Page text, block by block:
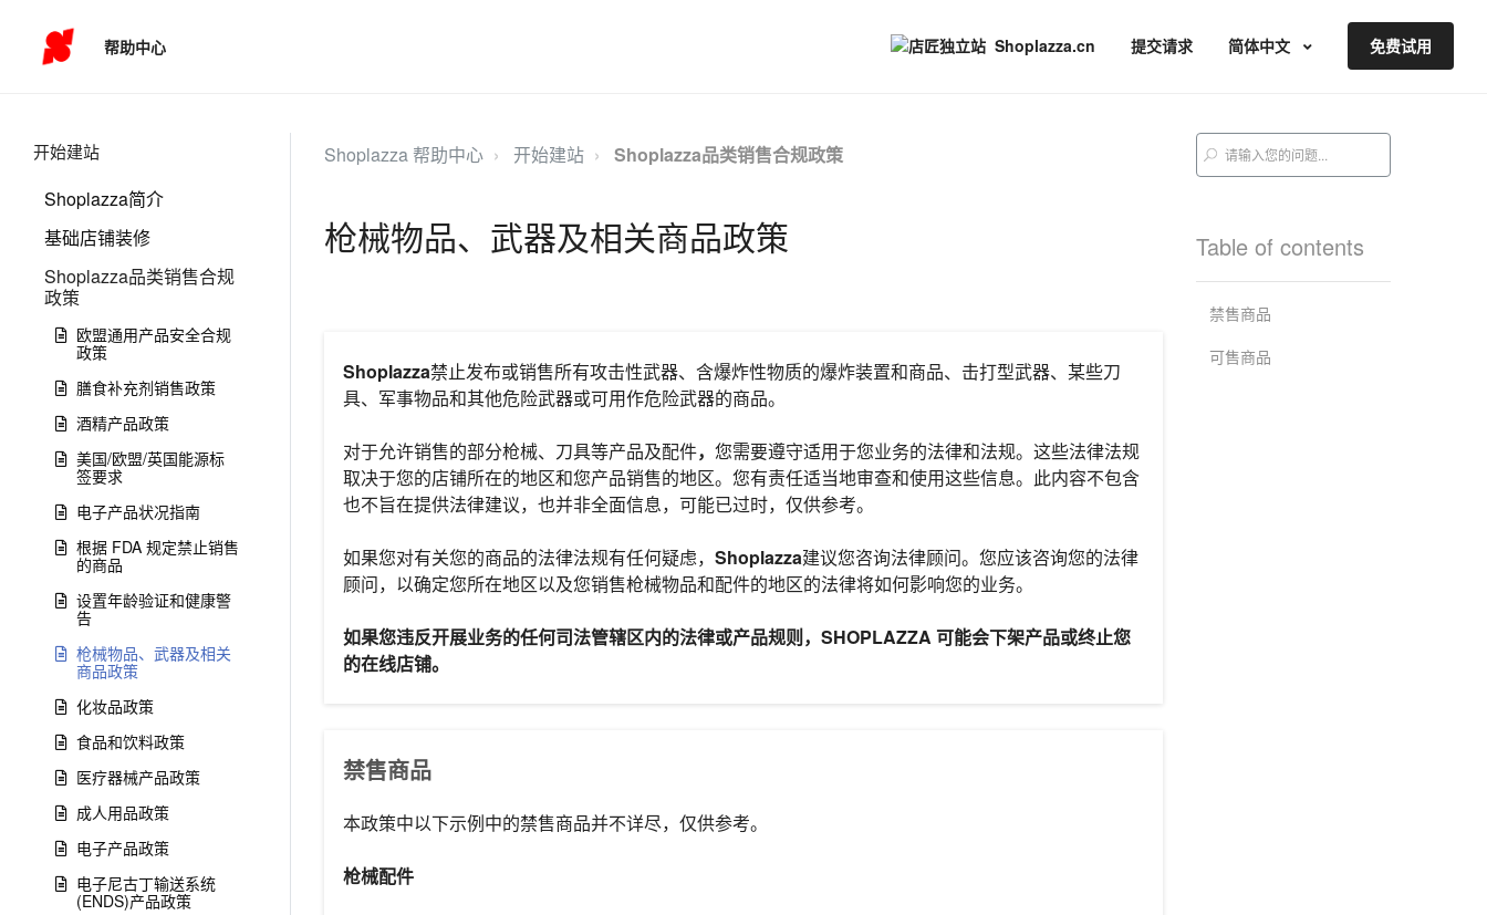
帮助中心 Shoplazza.cn 提交请求 简体中文 免费试用
开始建站
Shoplazza简介
基础店铺装修
Shoplazza品类销售合规
政策
欧盟通用产品安全合规
政策
膳食补充剂销售政策
酒精产品政策
美国/欧盟/英国能源标
签要求
电子产品状况指南
根据 FDA 规定禁止销售
的商品
设置年龄验证和健康警
告
枪械物品、武器及相关
商品政策
化妆品政策
食品和饮料政策
医疗器械产品政策
成人用品政策
电子产品政策
电子尼古丁输送系统
(ENDS)产品政策
Shoplazza 帮助中心 开始建站 Shoplazza品类销售合规政策
枪械物品、武器及相关商品政策
Shoplazza禁止发布或销售所有攻击性武器、含爆炸性物质的爆炸装置和商品、击打型武器、某些刀
具、军事物品和其他危险武器或可用作危险武器的商品。
对于允许销售的部分枪械、刀具等产品及配件， 您需要遵守适用于您业务的法律和法规。这些法律法规
取决于您的店铺所在的地区和您产品销售的地区。您有责任适当地审查和使用这些信息。此内容不包含
也不旨在提供法律建议，也并非全面信息，可能已过时，仅供参考。
如果您对有关您的商品的法律法规有任何疑虑， Shoplazza建议您咨询法律顾问。您应该咨询您的法律
顾问，以确定您所在地区以及您销售枪械物品和配件的地区的法律将如何影响您的业务。
如果您违反开展业务的任何司法管辖区内的法律或产品规则，SHOPLAZZA 可能会下架产品或终止您
的在线店铺。
禁售商品
本政策中以下示例中的禁售商品并不详尽，仅供参考。
枪械配件
Table of contents
禁售商品
可售商品